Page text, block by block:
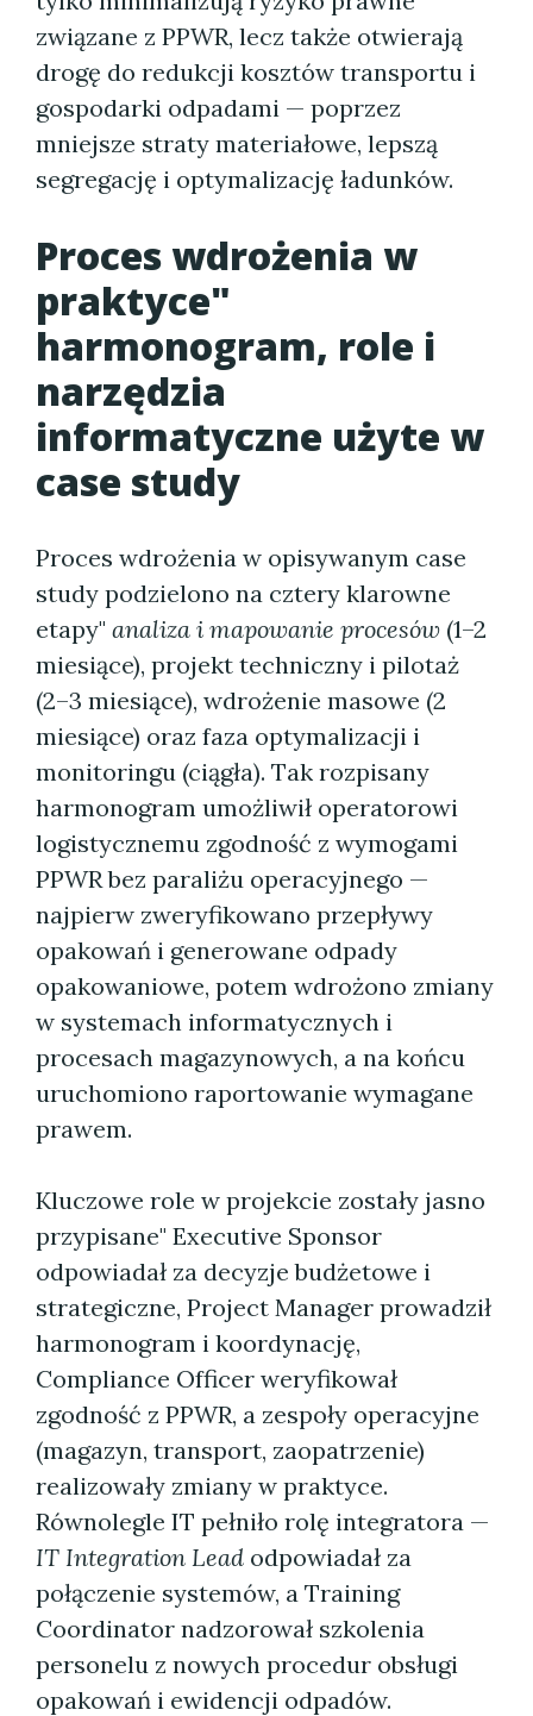
związane z PPWR, lecz także otwierają
drogę do redukcji kosztów transportu i
gospodarki odpadami — poprzez
mniejsze straty materiałowe, lepszą
segregację i optymalizację ładunków.
Proces wdrożenia w
praktyce"
harmonogram, role i
narzędzia
informatyczne użyte w
case study
Proces wdrożenia w opisywanym case
study podzielono na cztery klarowne
etapy" analiza i mapowanie procesów (1–2
miesiące), projekt techniczny i pilotaż
(2–3 miesiące), wdrożenie masowe (2
miesiące) oraz faza optymalizacji i
monitoringu (ciągła). Tak rozpisany
harmonogram umożliwił operatorowi
logistycznemu zgodność z wymogami
PPWR bez paraliżu operacyjnego —
najpierw zweryfikowano przepływy
opakowań i generowane odpady
opakowaniowe, potem wdrożono zmiany
w systemach informatycznych i
procesach magazynowych, a na końcu
uruchomiono raportowanie wymagane
prawem.
Kluczowe role w projekcie zostały jasno
przypisane" Executive Sponsor
odpowiadał za decyzje budżetowe i
strategiczne, Project Manager prowadził
harmonogram i koordynację,
Compliance Officer weryfikował
zgodność z PPWR, a zespoły operacyjne
(magazyn, transport, zaopatrzenie)
realizowały zmiany w praktyce.
Równolegle IT pełniło rolę integratora —
IT Integration Lead odpowiadał za
połączenie systemów, a Training
Coordinator nadzorował szkolenia
personelu z nowych procedur obsługi
opakowań i ewidencji odpadów.